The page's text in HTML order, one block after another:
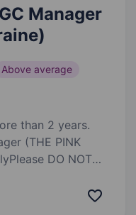
Manager
Above average
than 2 years.
(THE PINK
DO NOT